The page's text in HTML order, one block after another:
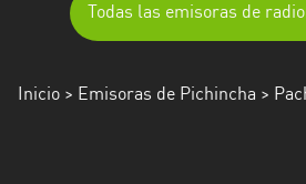
Todas las emisoras de
Inicio > Emisoras de Pichincha >